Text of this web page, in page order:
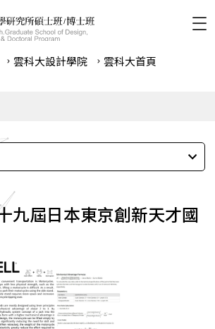
雲科⼤設計學院 雲科⼤首頁
九屆日本東京創新天才國